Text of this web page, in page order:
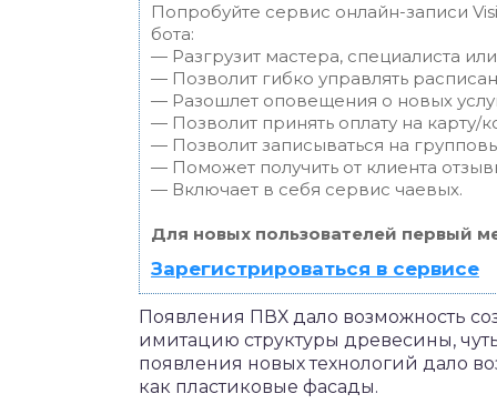
Попробуйте сервис онлайн-записи
бота:
— Разгрузит мастера, специалиста
— Позволит гибко управлять
— Разошлет оповещения о новых
— Позволит принять оплату на карту/
— Позволит записываться на
— Поможет получить от клиента
— Включает в себя сервис чаевых.
Для новых пользователей первый
Зарегистрироваться в сервисе
Появления ПВХ дало возможность
имитацию структуры древесины,
появления новых технологий дало
как пластиковые фасады.